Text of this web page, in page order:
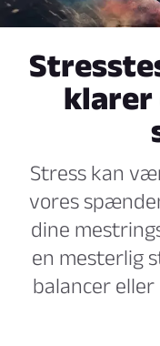
klarer
Stress kan
vores
dine
en mesterlig
balancer